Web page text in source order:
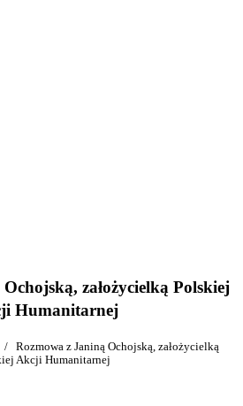
założycielką Polskiej
Humanitarnej
/
Rozmowa z Janiną Ochojską, założycielką
Akcji Humanitarnej